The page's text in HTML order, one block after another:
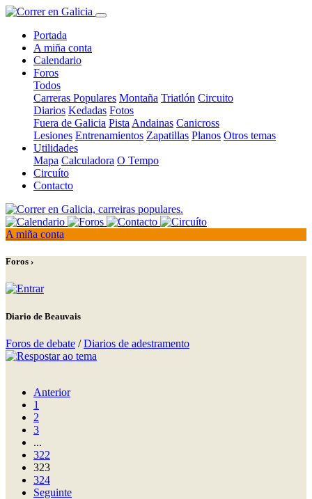
Portada
A miña conta
Calendario
Foros
Todos
Carreras Populares Montaña Triatlón Circuito
Diarios Kedadas Fotos
Fuera de Galicia Pista Andainas Canicross
Lesiones Entrenamientos Zapatillas Planos Otros temas
Utilidades
Mapa Calculadora O Tempo
Circuíto
Contacto
A miña conta
Foros ›
Diario de Beauvais
Foros de debate /Diarios de adestramento
Anterior
1
2
3
...
322
323
324
Seguinte